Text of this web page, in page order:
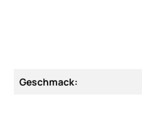
Geschmack: